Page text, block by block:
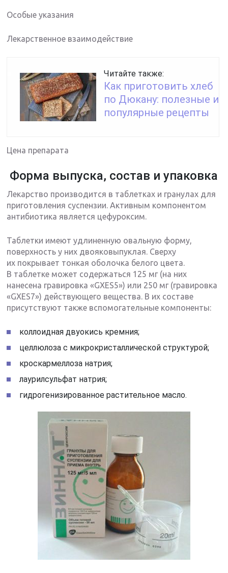
Особые указания
Лекарственное взаимодействие
Читайте также:
Как приготовить хлеб
по Дюкану: полезные и
популярные рецепты
Цена препарата
Форма выпуска, состав и упаковка
Лекарство производится в таблетках и гранулах для
приготовления суспензии. Активным компонентом
антибиотика является цефуроксим.
Таблетки имеют удлиненную овальную форму,
поверхность у них двояковыпуклая. Сверху
их покрывает тонкая оболочка белого цвета.
В таблетке может содержаться 125 мг (на них
нанесена гравировка «GXES5») или 250 мг (гравировка
«GXES7») действующего вещества. В их составе
присутствуют также вспомогательные компоненты:
коллоидная двуокись кремния;
целлюлоза с микрокристаллической структурой;
кроскармеллоза натрия;
лаурилсульфат натрия;
гидрогенизированное растительное масло.